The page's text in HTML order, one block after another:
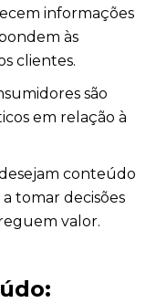
informações
às
clientes.
são
em relação à
conteúdo
tomar decisões
valor.